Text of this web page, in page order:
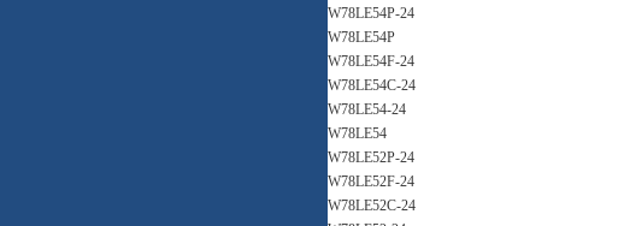
W78LE54P-24
W78LE54P
W78LE54F-24
W78LE54C-24
W78LE54-24
W78LE54
W78LE52P-24
W78LE52F-24
W78LE52C-24